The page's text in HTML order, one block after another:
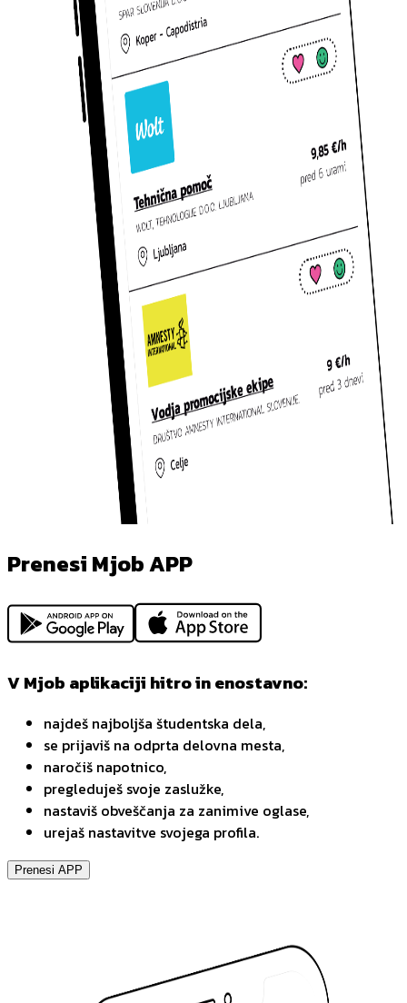
Prenesi Mjob APP
V Mjob aplikaciji hitro in enostavno:
najdeš najboljša študentska dela,
se prijaviš na odprta delovna mesta,
naročiš napotnico,
pregleduješ svoje zaslužke,
nastaviš obveščanja za zanimive oglase,
urejaš nastavitve svojega profila.
Prenesi APP